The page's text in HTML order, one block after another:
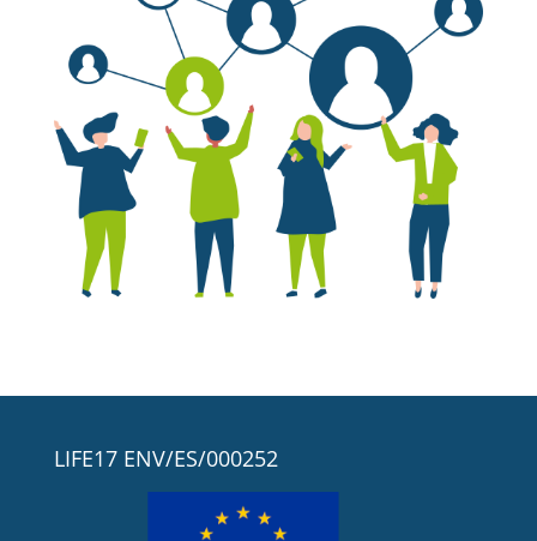
LIFE17 ENV/ES/000252